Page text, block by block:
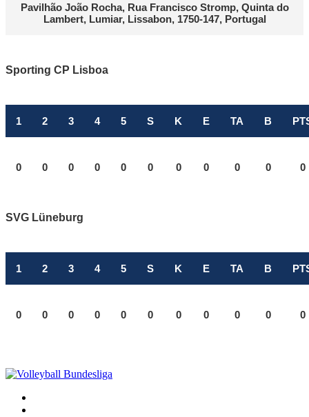
Pavilhão João Rocha, Rua Francisco Stromp, Quinta do
Lambert, Lumiar, Lissabon, 1750-147, Portugal
Sporting CP Lisboa
1 2 3 4 5 S K E TA B
0 0 0 0 0 0 0 0 0 0 0
SVG Lüneburg
1 2 3 4 5 S K E TA B
0 0 0 0 0 0 0 0 0 0 0